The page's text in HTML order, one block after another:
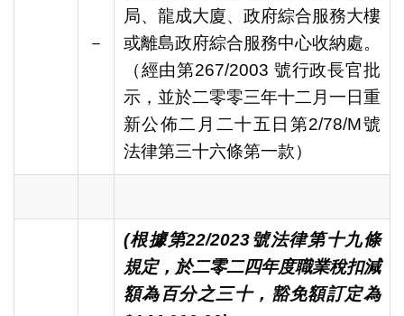
－
局、龍成大廈、政府綜合服務大樓
或離島政府綜合服務中心收納處。
（經由第267/2003 號行政長官批
示，並於二零零三年十二月一日重
新公佈二月二十五日第2/78/M號
法律第三十六條第一款）
(根據第22/2023號法律第十九條
規定，於二零二四年度職業稅扣減
額為百分之三十， 豁免額訂定為